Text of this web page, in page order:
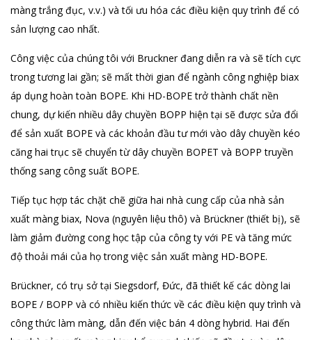
màng trắng đục, v.v.) và tối ưu hóa các điều kiện quy trình để có
sản lượng cao nhất.
Công việc của chúng tôi với Bruckner đang diễn ra và sẽ tích cực
trong tương lai gần; sẽ mất thời gian để ngành công nghiệp biax
áp dụng hoàn toàn BOPE. Khi HD-BOPE trở thành chất nền
chung, dự kiến ​​nhiều dây chuyền BOPP hiện tại sẽ được sửa đổi
để sản xuất BOPE và các khoản đầu tư mới vào dây chuyền kéo
căng hai trục sẽ chuyển từ dây chuyền BOPET và BOPP truyền
thống sang công suất BOPE.
Tiếp tục hợp tác chặt chẽ giữa hai nhà cung cấp của nhà sản
xuất màng biax, Nova (nguyên liệu thô) và Brückner (thiết bị), sẽ
làm giảm đường cong học tập của công ty với PE và tăng mức
độ thoải mái của họ trong việc sản xuất màng HD-BOPE.
Brückner, có trụ sở tại Siegsdorf, Đức, đã thiết kế các dòng lai
BOPE / BOPP và có nhiều kiến ​​thức về các điều kiện quy trình và
công thức làm màng, dẫn đến việc bán 4 dòng hybrid. Hai đến